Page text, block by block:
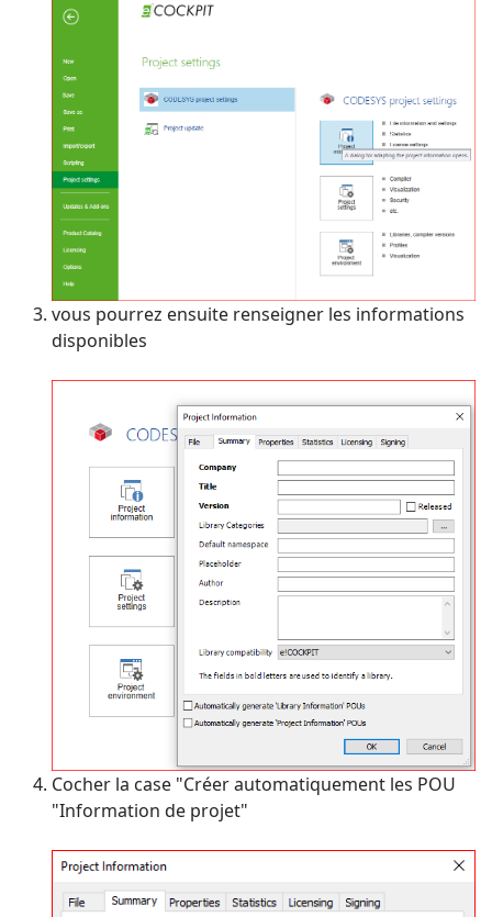
vous pourrez ensuite renseigner les informations
disponibles
Cocher la case "Créer automatiquement les POU
"Information de projet"